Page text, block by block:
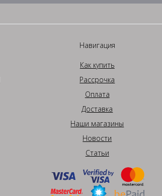
Навигация
Как купить
Рассрочка
Оплата
Доставка
Наши магазины
Новости
Статьи